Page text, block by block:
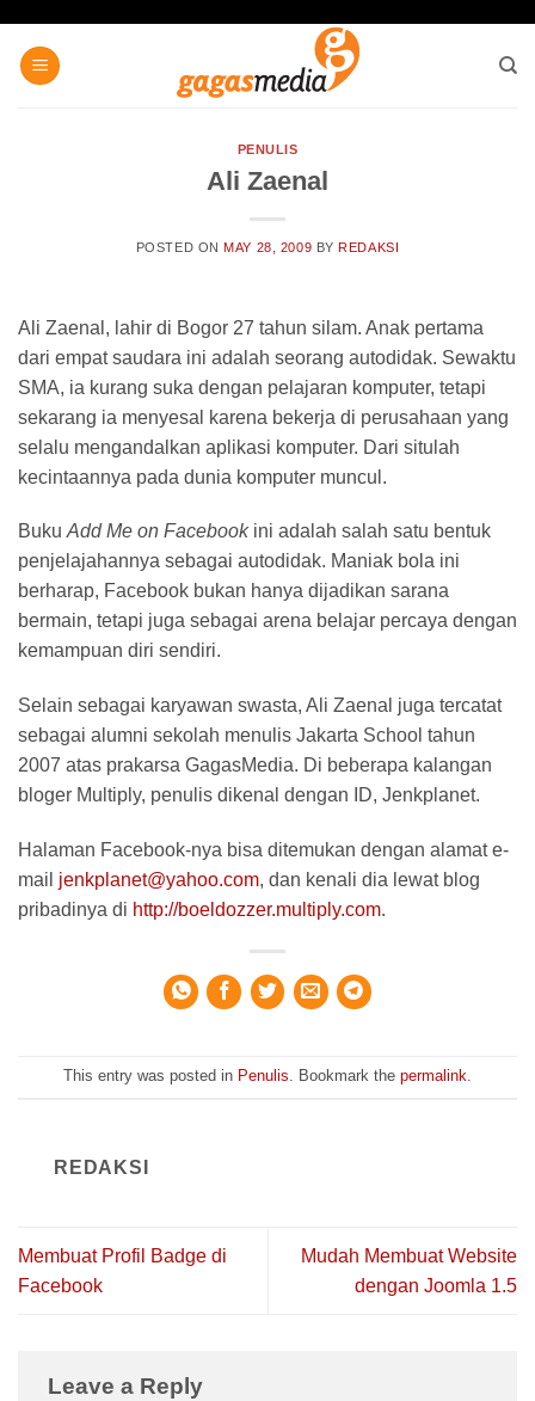
content
PENULIS
Ali Zaenal
POSTED ON MAY 28, 2009 BY REDAKSI
Ali Zaenal, lahir di Bogor 27 tahun silam. Anak pertama
dari empat saudara ini adalah seorang autodidak. Sewaktu
SMA, ia kurang suka dengan pelajaran komputer, tetapi
sekarang ia menyesal karena bekerja di perusahaan yang
selalu mengandalkan aplikasi komputer. Dari situlah
kecintaannya pada dunia komputer muncul.
Buku Add Me on Facebookini adalah salah satu bentuk
penjelajahannya sebagai autodidak. Maniak bola ini
berharap, Facebook bukan hanya dijadikan sarana
bermain, tetapi juga sebagai arena belajar percaya dengan
kemampuan diri sendiri.
Selain sebagai karyawan swasta, Ali Zaenal juga tercatat
sebagai alumni sekolah menulis Jakarta School tahun
2007 atas prakarsa GagasMedia. Di beberapa kalangan
bloger Multiply, penulis dikenal dengan ID, Jenkplanet.
Halaman Facebook-nya bisa ditemukan dengan alamat e-
mail jenkplanet@yahoo.com, dan kenali dia lewat blog
pribadinya di http://boeldozzer.multiply.com.
This entry was posted in Penulis. Bookmark the permalink.
REDAKSI
Membuat Profil Badge di
Facebook
Mudah Membuat Website
dengan Joomla 1.5
Leave a Reply